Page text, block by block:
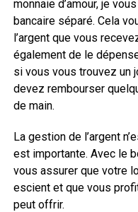
monnaie d’amour, je
bancaire séparé. Cela
l’argent que vous
également de le
si vous vous trouvez un
devez rembourser
de main.
La gestion de l’argent
est importante. Avec le
vous assurer que votre
escient et que vous
peut offrir.